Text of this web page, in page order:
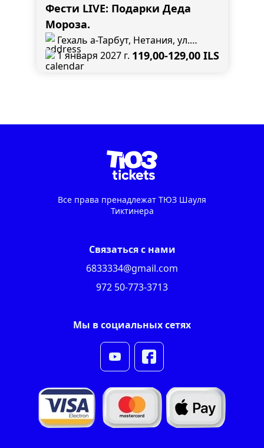
Фести LIVE: Подарки Деда
Мороза.
Гехаль а-Тарбут, Нетания, ул.
Разиель, 4
1 января 2027 г. 119,00-129,00 ILS
Все права пренадлежат ТЮЗ Шауля
Тиктинера
Связаться с нами
6833334@gmail.com
972 50-773-3713
Мы в социальных сетях